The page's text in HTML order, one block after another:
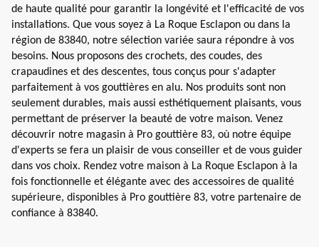
de haute qualité pour garantir la longévité et l'efficacité de vos
installations. Que vous soyez à La Roque Esclapon ou dans la
région de 83840, notre sélection variée saura répondre à vos
besoins. Nous proposons des crochets, des coudes, des
crapaudines et des descentes, tous conçus pour s'adapter
parfaitement à vos gouttières en alu. Nos produits sont non
seulement durables, mais aussi esthétiquement plaisants, vous
permettant de préserver la beauté de votre maison. Venez
découvrir notre magasin à Pro gouttière 83, où notre équipe
d'experts se fera un plaisir de vous conseiller et de vous guider
dans vos choix. Rendez votre maison à La Roque Esclapon à la
fois fonctionnelle et élégante avec des accessoires de qualité
supérieure, disponibles à Pro gouttière 83, votre partenaire de
confiance à 83840.